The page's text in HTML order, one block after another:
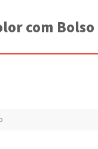
com Bolso